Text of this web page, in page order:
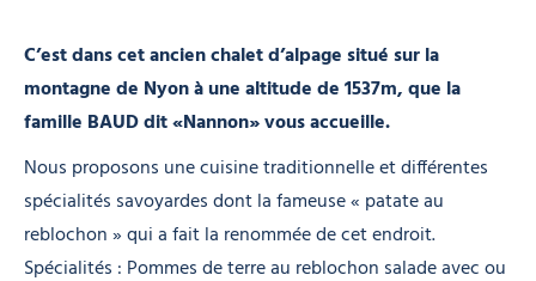
C’est dans cet ancien chalet d’alpage situé sur la
montagne de Nyon à une altitude de 1537m, que la
famille BAUD dit «Nannon» vous accueille.
Nous proposons une cuisine traditionnelle et différentes
spécialités savoyardes dont la fameuse « patate au
reblochon » qui a fait la renommée de cet endroit.
Spécialités : Pommes de terre au reblochon salade avec ou